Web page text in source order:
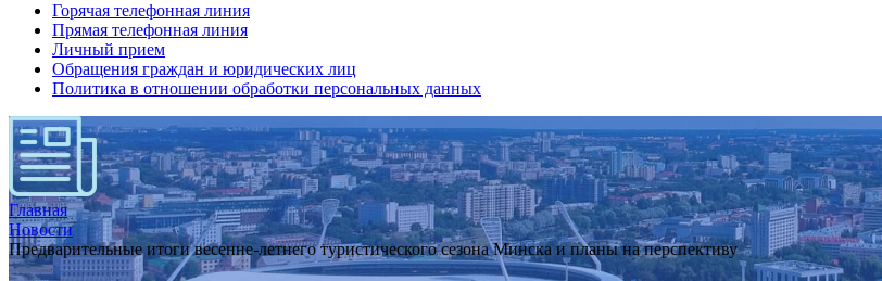
Горячая телефонная линия
Прямая телефонная линия
Личный прием
Обращения граждан и юридических лиц
Политика в отношении обработки персональных данных
Главная
Новости
Предварительные итоги весенне-летнего туристического сезона Минска и планы на перспективу